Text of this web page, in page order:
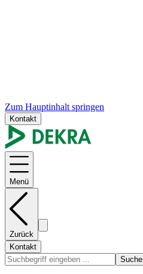
Zum Hauptinhalt springen
Kontakt
Menü
Zurück
Kontakt
Suche